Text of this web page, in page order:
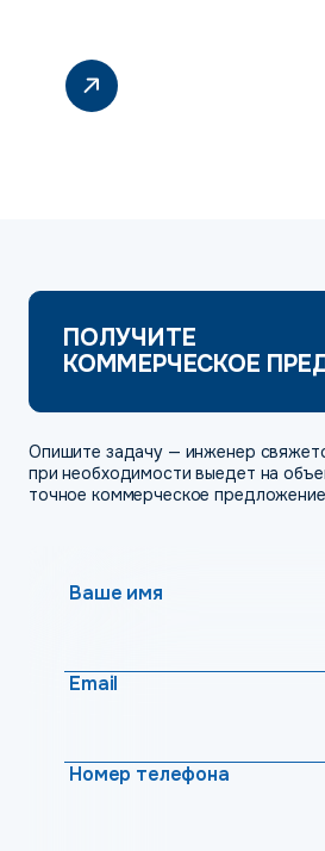
ПОЛУЧИТЕ
КОММЕРЧЕСКОЕ
Опишите задачу — инженер
при необходимости выедет на
точное коммерческое предложение
Ваше имя
Email
Номер телефона